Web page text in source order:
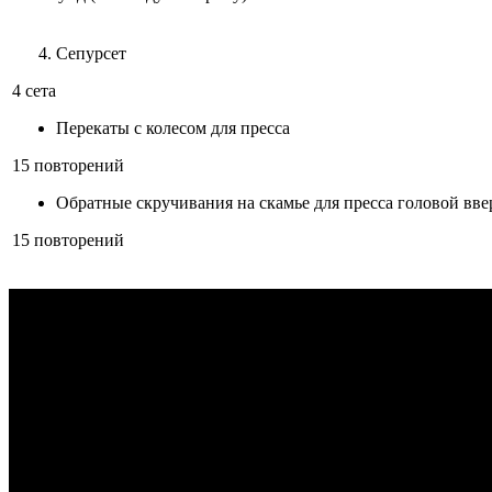
Сепурсет
4 сета
Перекаты с колесом для пресса
15 повторений
Обратные скручивания на скамье для пресса головой
15 повторений